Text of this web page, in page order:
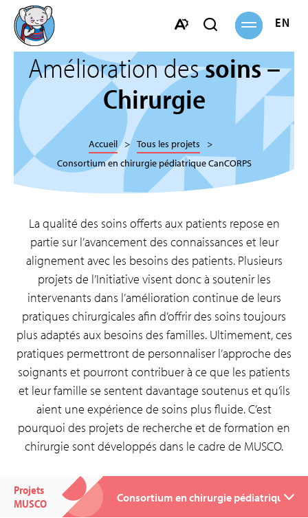
la
barre
d'accessibilité.
Ouvrir
barre
de
recherche
Ouvrir
la
navigation
Amélioration dessoins –
Chirurgie
Accueil
Tous les projets
Consortium en chirurgie pédiatrique CanCORPS
La qualité des soins offerts aux patients repose en
partie sur l’avancement des connaissances et leur
alignement avec les besoins des patients. Plusieurs
projets de l’Initiative visent donc à soutenir les
intervenants dans l’amélioration continue de leurs
pratiques chirurgicales afin d’offrir des soins toujours
plus adaptés aux besoins des familles. Ultimement, ces
pratiques permettront de personnaliser l’approche des
soignants et pourront contribuer à ce que les patients
et leur famille se sentent davantage soutenus et qu’ils
aient une expérience de soins plus fluide. C’est
pourquoi des projets de recherche et de formation en
chirurgie sont développés dans le cadre de MUSCO.
Projets
MUSCO